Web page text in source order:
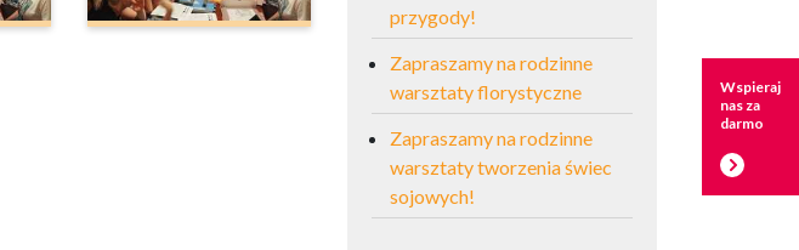
przygody!
Zapraszamy na rodzinne
warsztaty florystyczne
Zapraszamy na rodzinne
warsztaty tworzenia świec
sojowych!
Wspieraj
nas za
darmo